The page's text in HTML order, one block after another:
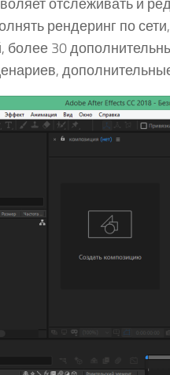
отслеживать и
рендеринг по
30